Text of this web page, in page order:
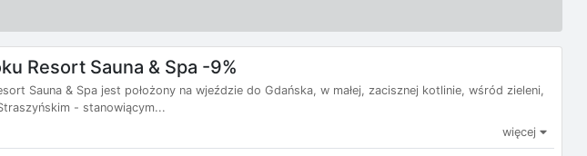
Resort Sauna & Spa -9%
Sauna & Spa jest położony na wjeździe do Gdańska, w małej, zacisznej kotlinie, wśród zieleni,
- stanowiącym...
więcej